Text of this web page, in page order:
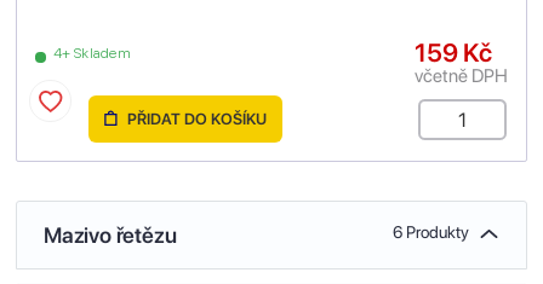
4+ Skladem 159 Kč
včetně DPH
PŘIDAT DO KOŠÍKU
Mazivo řetězu 6 Produkty